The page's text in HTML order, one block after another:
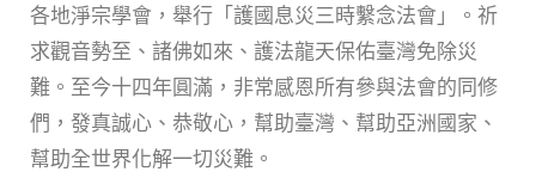
各地淨宗學會，舉行「護國息災三時繫念法會」。祈
求觀音勢至、諸佛如來、護法龍天保佑臺灣免除災
難。至今十四年圓滿，非常感恩所有參與法會的同修
們，發真誠心、恭敬心，幫助臺灣、幫助亞洲國家、
幫助全世界化解一切災難。